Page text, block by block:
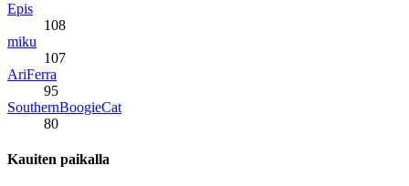
Epis
108
miku
107
AriFerra
95
SouthernBoogieCat
80
Kauiten paikalla